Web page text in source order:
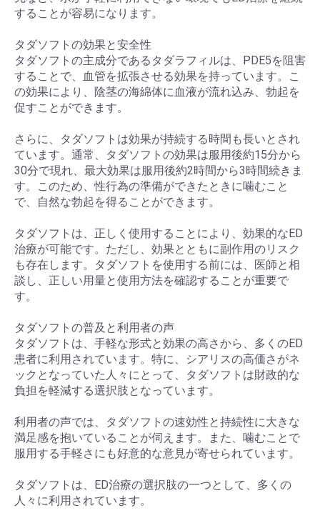
することが容易になります。
タダソフトの効果と安全性
タダソフトの主成分であるタダラフィルは、PDE5を阻害
することで、血管を拡張させる効果を持っています。こ
の効果により、陰茎の海綿体に血液が流れ込み、勃起を
促すことができます。
さらに、タダソフトは効果が持続する時間も長いとされ
ています。通常、タダソフトの効果は服用後約15分から
30分で現れ、最大効果は服用後約2時間から3時間続きま
す。このため、性行為の準備ができたときに噛むこと
で、自然な勃起を得ることができます。
タダソフトは、正しく使用することにより、効果的なED
治療が可能です。ただし、効果とともに副作用のリスク
も存在します。タダソフトを使用する前には、医師と相
談し、正しい用量と使用方法を確認することが重要で
す。
タダソフトの普及と利用者の声
タダソフトは、手軽な形式と効果の高さから、多くのED
患者に利用されています。特に、シアリスの高価さがネ
ックとなっていた人々にとって、タダソフトは財政的な
負担を軽減する選択肢となっています。
利用者の声では、タダソフトの速効性と持続性に大きな
満足感を抱いていることが伺えます。また、噛むことで
服用する手軽さにも好意的な意見が寄せられています。
タダソフトは、ED治療の選択肢の一つとして、多くの
人々に利用されています。